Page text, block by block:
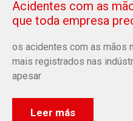
Acidentes com as
que toda empresa
os acidentes com as mãos
mais registrados nas
apesar
Leer más